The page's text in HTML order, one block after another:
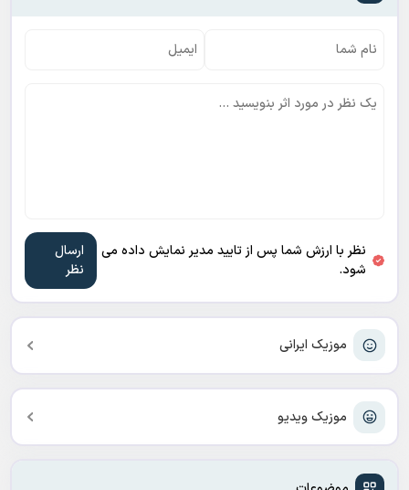
موزیک ایرانی
موزیک ویدیو
نظر با ارزش شما پس از تایید مدیر نمایش داده می
شود.